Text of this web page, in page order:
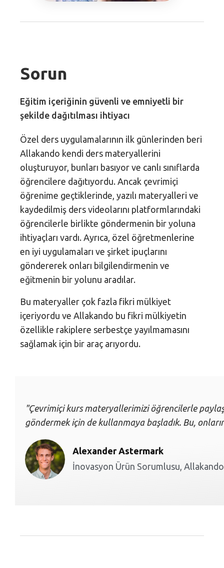
Sorun
Eğitim içeriğinin güvenli ve emniyetli bir
şekilde dağıtılması ihtiyacı
Özel ders uygulamalarının ilk günlerinden beri
Allakando kendi ders materyallerini
oluşturuyor, bunları basıyor ve canlı sınıflarda
öğrencilere dağıtıyordu. Ancak çevrimiçi
öğrenime geçtiklerinde, yazılı materyalleri ve
kaydedilmiş ders videolarını platformlarındaki
öğrencilerle birlikte göndermenin bir yoluna
ihtiyaçları vardı. Ayrıca, özel öğretmenlerine
en iyi uygulamaları ve şirket ipuçlarını
göndererek onları bilgilendirmenin ve
eğitmenin bir yolunu aradılar.
Bu materyaller çok fazla fikri mülkiyet
içeriyordu ve Allakando bu fikri mülkiyetin
özellikle rakiplere serbestçe yayılmamasını
sağlamak için bir araç arıyordu.
"Çevrimiçi kurs materyallerimizi öğrencilerle
göndermek için de kullanmaya başladık. Bu,
Alexander Astermark
İnovasyon Ürün Sorumlusu, Allakando